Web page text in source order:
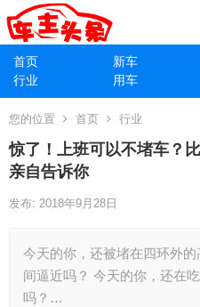
首页 新车
行业
用车
您的位置 首页 行业
惊了！上班可以不堵车？
亲自告诉你
发布: 2018年9月28日
今天的你，还被堵在四环外
间逼近吗？ 今天的你，还在
吗？…